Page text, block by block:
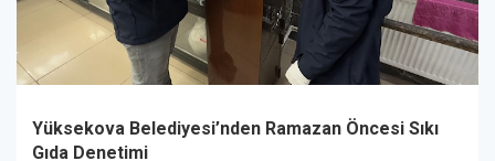
Yüksekova Belediyesi’nden Ramazan Öncesi Sıkı
Gıda Denetimi